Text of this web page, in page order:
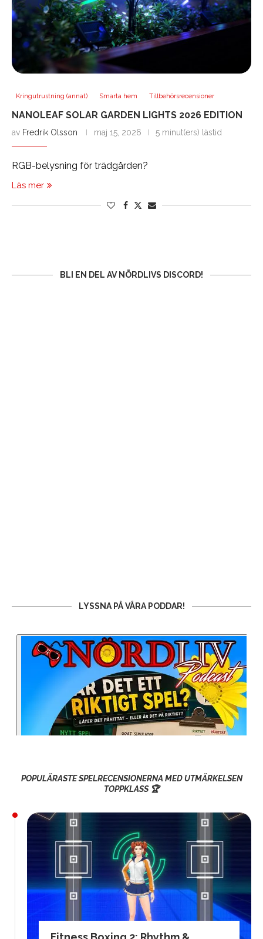
Kringutrustning (annat) Smarta hem Tillbehörsrecensioner
NANOLEAF SOLAR GARDEN LIGHTS 2026 EDITION
av Fredrik Olsson maj 15, 2026 5 minut(ers) lästid
RGB-belysning för trädgården?
Läs mer
BLI EN DEL AV NÖRDLIVS DISCORD!
LYSSNA PÅ VÅRA PODDAR!
POPULÄRASTE SPELRECENSIONERNA MED UTMÄRKELSEN
TOPPKLASS 🏆